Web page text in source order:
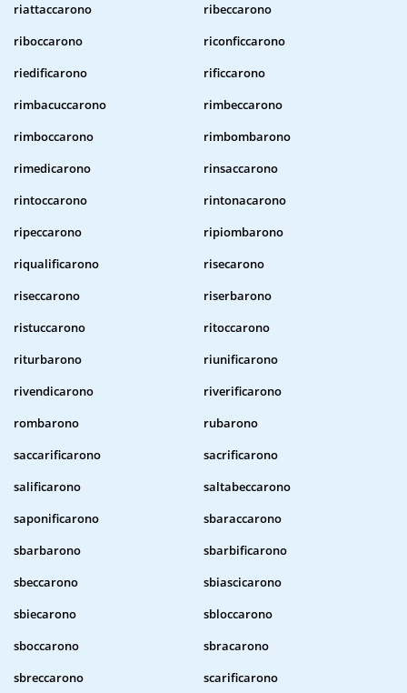
riattaccarono
ribeccarono
riboccarono
riconficcarono
riedificarono
rificcarono
rimbacuccarono
rimbeccarono
rimboccarono
rimbombarono
rimedicarono
rinsaccarono
rintoccarono
rintonacarono
ripeccarono
ripiombarono
riqualificarono
risecarono
riseccarono
riserbarono
ristuccarono
ritoccarono
riturbarono
riunificarono
rivendicarono
riverificarono
rombarono
rubarono
saccarificarono
sacrificarono
salificarono
saltabeccarono
saponificarono
sbaraccarono
sbarbarono
sbarbificarono
sbeccarono
sbiascicarono
sbiecarono
sbloccarono
sboccarono
sbracarono
sbreccarono
scarificarono